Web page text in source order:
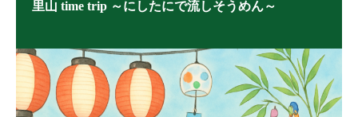
里山 time trip ～にしたにで流しそうめん～